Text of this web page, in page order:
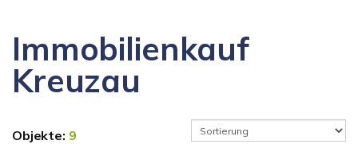
Immobilienkauf
Kreuzau
Objekte: 9